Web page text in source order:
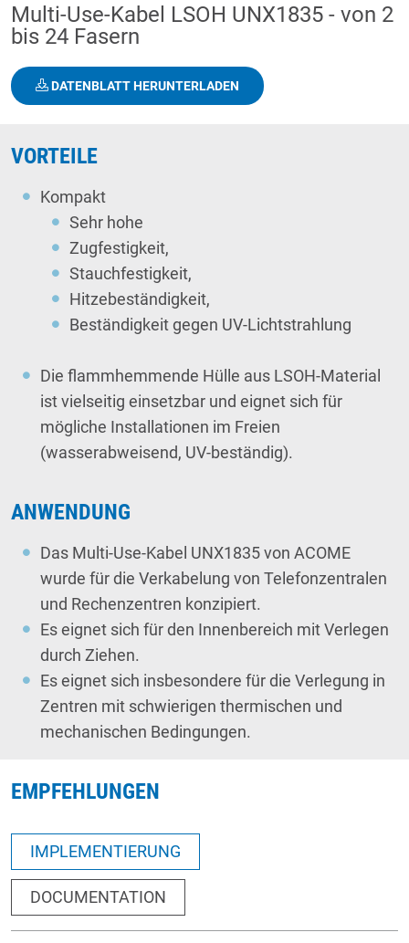
Multi-Use-Kabel LSOH UNX1835 - von 2
bis 24 Fasern
DATENBLATT HERUNTERLADEN
VORTEILE
Kompakt
Sehr hohe
Zugfestigkeit,
Stauchfestigkeit,
Hitzebeständigkeit,
Beständigkeit gegen UV-Lichtstrahlung
Die flammhemmende Hülle aus LSOH-Material
ist vielseitig einsetzbar und eignet sich für
mögliche Installationen im Freien
(wasserabweisend, UV-beständig).
ANWENDUNG
Das Multi-Use-Kabel UNX1835 von ACOME
wurde für die Verkabelung von Telefonzentralen
und Rechenzentren konzipiert.
Es eignet sich für den Innenbereich mit Verlegen
durch Ziehen.
Es eignet sich insbesondere für die Verlegung in
Zentren mit schwierigen thermischen und
mechanischen Bedingungen.
EMPFEHLUNGEN
IMPLEMENTIERUNG
DOCUMENTATION